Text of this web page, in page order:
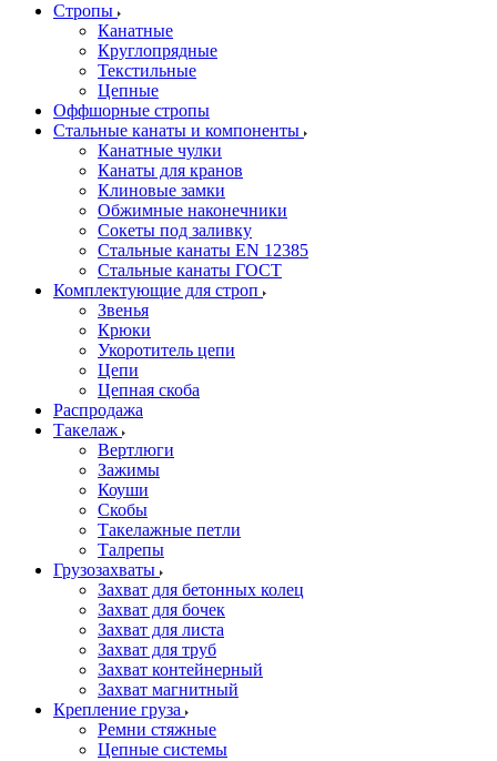
Стропы
Канатные
Круглопрядные
Текстильные
Цепные
Оффшорные стропы
Стальные канаты и компоненты
Канатные чулки
Канаты для кранов
Клиновые замки
Обжимные наконечники
Сокеты под заливку
Стальные канаты EN 12385
Стальные канаты ГОСТ
Комплектующие для строп
Звенья
Крюки
Укоротитель цепи
Цепи
Цепная скоба
Распродажа
Такелаж
Вертлюги
Зажимы
Коуши
Скобы
Такелажные петли
Талрепы
Грузозахваты
Захват для бетонных колец
Захват для бочек
Захват для листа
Захват для труб
Захват контейнерный
Захват магнитный
Крепление груза
Ремни стяжные
Цепные системы